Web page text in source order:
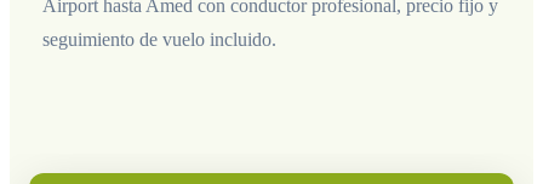
Airport hasta Amed con conductor profesional, precio fijo y
seguimiento de vuelo incluido.